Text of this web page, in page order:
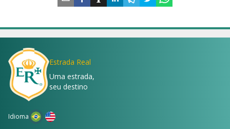
Estrada Real
Uma estrada,
seu destino
Idioma